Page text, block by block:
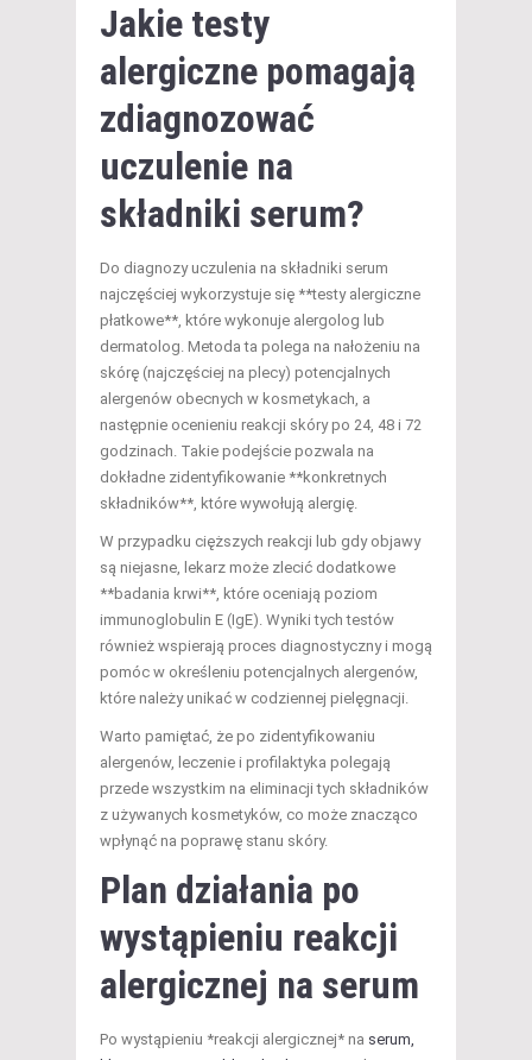
Jakie testy
alergiczne pomagają
zdiagnozować
uczulenie na
składniki serum?
Do diagnozy uczulenia na składniki serum
najczęściej wykorzystuje się **testy alergiczne
płatkowe**, które wykonuje alergolog lub
dermatolog. Metoda ta polega na nałożeniu na
skórę (najczęściej na plecy) potencjalnych
alergenów obecnych w kosmetykach, a
następnie ocenieniu reakcji skóry po 24, 48 i 72
godzinach. Takie podejście pozwala na
dokładne zidentyfikowanie **konkretnych
składników**, które wywołują alergię.
W przypadku cięższych reakcji lub gdy objawy
są niejasne, lekarz może zlecić dodatkowe
**badania krwi**, które oceniają poziom
immunoglobulin E (IgE). Wyniki tych testów
również wspierają proces diagnostyczny i mogą
pomóc w określeniu potencjalnych alergenów,
które należy unikać w codziennej pielęgnacji.
Warto pamiętać, że po zidentyfikowaniu
alergenów, leczenie i profilaktyka polegają
przede wszystkim na eliminacji tych składników
z używanych kosmetyków, co może znacząco
wpłynąć na poprawę stanu skóry.
Plan działania po
wystąpieniu reakcji
alergicznej na serum
Po wystąpieniu *reakcji alergicznej* na serum,